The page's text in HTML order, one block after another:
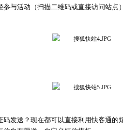
与活动（扫描二维码或直接访问站点
码发送？现在都可以直接利用快客通